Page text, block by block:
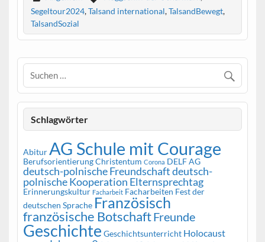
Segeltour2024,Talsand international,TalsandBewegt,
TalsandSozial
Schlagwörter
AbiturAG Schule mit Courage
BerufsorientierungChristentum Corona DELF AG
deutsch-polnische Freundschaftdeutsch-
polnische Kooperation Elternsprechtag
Erinnerungskultur Facharbeit Facharbeiten Fest der
deutschen Sprache Französisch
französische BotschaftFreunde
Geschichte Geschichtsunterricht Holocaust